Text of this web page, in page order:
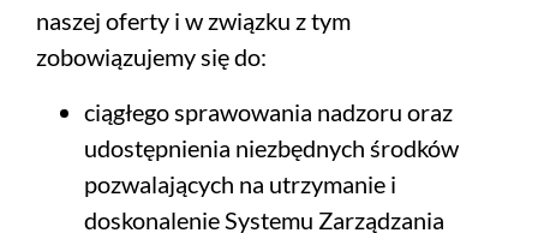
naszej oferty i w związku z tym
zobowiązujemy się do:
ciągłego sprawowania nadzoru oraz
udostępnienia niezbędnych środków
pozwalających na utrzymanie i
doskonalenie Systemu Zarządzania